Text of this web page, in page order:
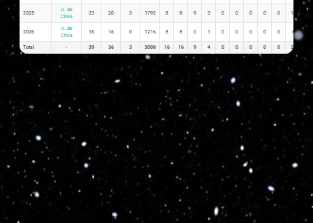
2025
U. de
Chile
23 20 3 1792 8 8 9 3 0 0 0 0 0 17
2026
U. de
Chile
16 16 0 1216 8 8 0 1 0 0 0 0 0 8
Total - 39 36 3 3008 16 16 9 4 0 0 0 0 0 25